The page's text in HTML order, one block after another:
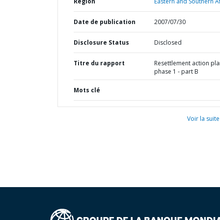
Date de publication 2007/07/30
Disclosure Status Disclosed
Titre du rapport
Resettlement action
phase 1 - part B
Mots clé
Voir la suite